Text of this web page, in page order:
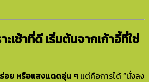
ะเช้าที่ดี เริ่มต้นจากเก้าอี้ที่ใช่
อย หรือแสงแดดอุ่น ๆ แต่คือการได้ “นั่งลง